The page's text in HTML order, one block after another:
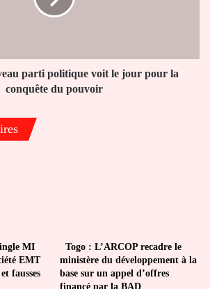
parti politique voit le jour pour la
conquête du pouvoir
MI
EMT
fausses
Togo : L’ARCOP recadre le
ministère du développement à la
base sur un appel d’offres
financé par la BAD